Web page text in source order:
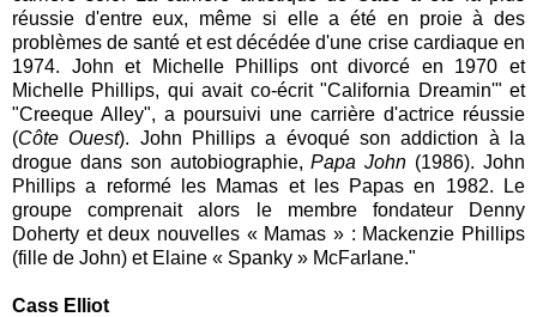
réussie d'entre eux, même si elle a été en proie à des
problèmes de santé et est décédée d'une crise cardiaque en
1974. John et Michelle Phillips ont divorcé en 1970 et
Michelle Phillips, qui avait co-écrit "California Dreamin'" et
"Creeque Alley", a poursuivi une carrière d'actrice réussie
(Côte Ouest). John Phillips a évoqué son addiction à la
drogue dans son autobiographie,Papa John (1986). John
Phillips a reformé les Mamas et les Papas en 1982. Le
groupe comprenait alors le membre fondateur Denny
Doherty et deux nouvelles « Mamas » : Mackenzie Phillips
(fille de John) et Elaine « Spanky » McFarlane."
Cass Elliot